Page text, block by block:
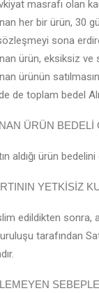
masrafı olan
her bir ürün, 30
sona
ürün, eksiksiz
ürünün
de toplam bedel
ÜRÜN BEDELİ
aldığı ürün
YETKİSİZ
edildikten sonra,
tarafından